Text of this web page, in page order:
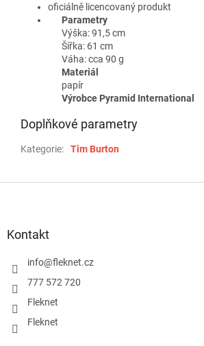
oficiálně licencovaný produkt
Parametry
Výška: 91,5 cm
Šířka: 61 cm
Váha: cca 90 g
Materiál
papír
Výrobce Pyramid International
Doplňkové parametry
Kategorie: Tim Burton
Kontakt
info@fleknet.cz
777 572 720
Fleknet
Fleknet